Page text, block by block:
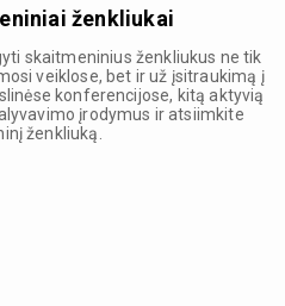
ženkliukai
skaitmeninius ženkliukus ne tik
veiklose, bet ir už įsitraukimą į
konferencijose, kitą aktyvią
įrodymus ir atsiimkite
ženkliuką.